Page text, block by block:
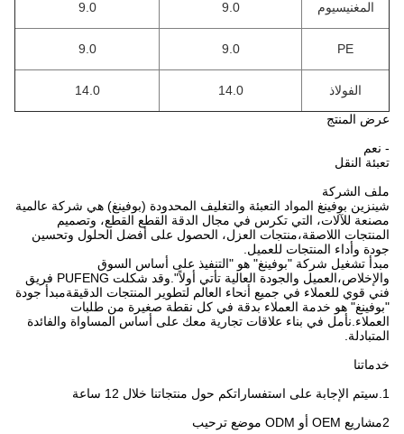
المغنيسيوم 9.0
9.0
PE
9.0
9.0
الفولاذ 14.0
14.0
عرض المنتج